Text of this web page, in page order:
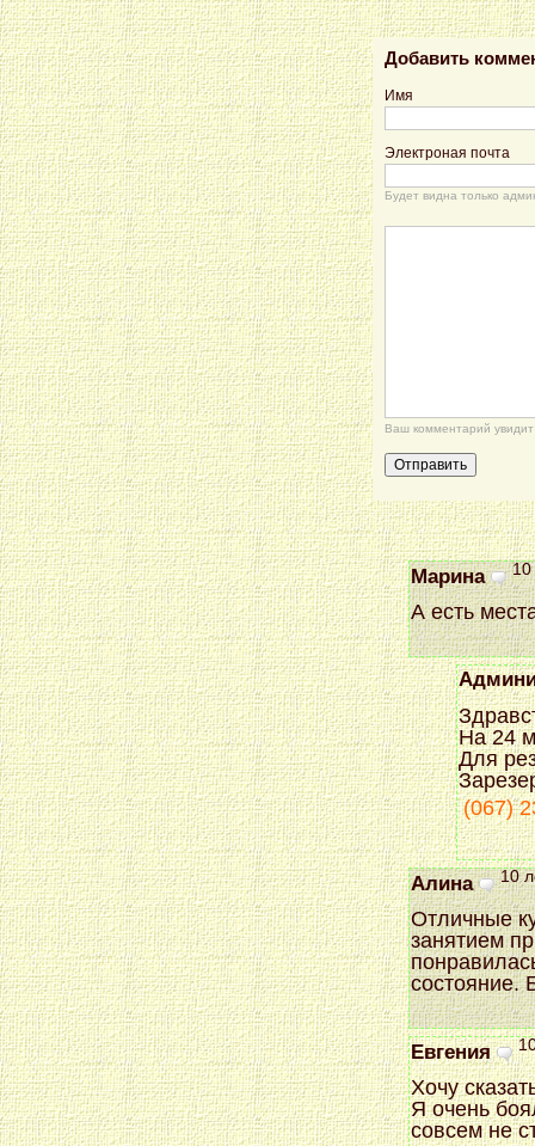
Добавить
Имя
Электроная почта
Будет видна только
Ваш комментарий
Марина 10
А есть
На 24
Для
(067)
Алина 10
Отличные
занятием
состояние.
Евгения
Хочу
Я очень
совсем не